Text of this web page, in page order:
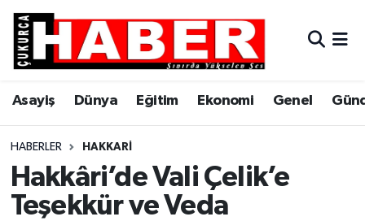
Asayiş Dünya Eğitim Ekonomi Genel
HABERLER HAKKARI
Hakkâri’de Vali Çelik’e
Teşekkür ve Veda
Asayiş
Dünya
Eğitim
Ekonomi
Hava Durumu
Trafik Durumu
Süper Lig Puan Durumu ve Fikstür
Tüm Manşetler